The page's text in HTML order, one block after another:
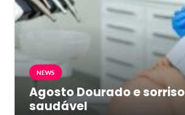
NEWS
Agosto Dourado e sorriso
saudável